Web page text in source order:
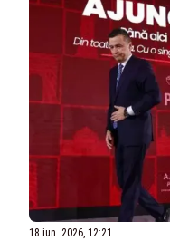
18 iun. 2026, 12:21